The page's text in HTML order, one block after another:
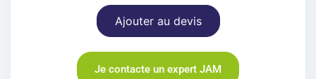
Ajouter au devis
Je contacte un expert JAM